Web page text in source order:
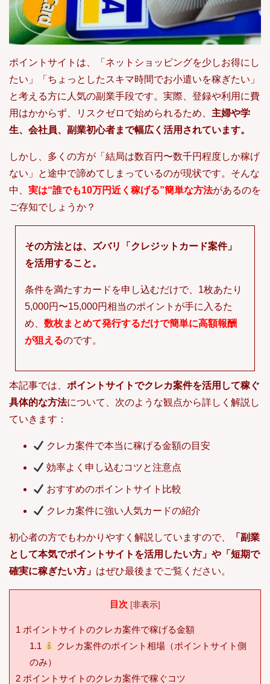
ポイントサイトは、「ネットショッピングを少しお得にし
たい」「ちょっとしたスキマ時間でお小遣いを稼ぎたい」
と考える方に人気の副業手段です。実際、登録や利用に費
用はかからず、リスクゼロで始められるため、 主婦や学
生、会社員、副業初心者まで幅広く活用されています。
しかし、多くの方が「結局は数百円〜数千円程度しか稼げ
ない」と途中で諦めてしまっているのが現状です。そんな
中、 実は“誰でも10万円近く稼げる”簡単な方法があるのを
ご存知でしょうか？
その方法とは、ズバリ「クレジットカード案件」
を活用すること。
条件を満たすカードを申し込むだけで、1枚あたり
5,000円〜15,000円相当のポイントが手に入るた
め、 数枚まとめて発行するだけで簡単に高額報酬
が狙えるのです。
本記事では、 ポイントサイトでクレカ案件を活用して稼ぐ
具体的な方法について、次のような観点から詳しく解説し
ていきます：
クレカ案件で本当に稼げる金額の目安
効率よく申し込むコツと注意点
おすすめのポイントサイト比較
クレカ案件に強い人気カードの紹介
初心者の方でもわかりやすく解説していますので、
「副業
として本気でポイントサイトを活用したい方」や「短期で
確実に稼ぎたい方」 はぜひ最後までご覧ください。
目次 [非表示]
1 ポイントサイトのクレカ案件で稼げる金額
1.1
クレカ案件のポイント相場（ポイントサイト側
のみ）
2 ポイントサイトのクレカ案件で稼ぐコツ